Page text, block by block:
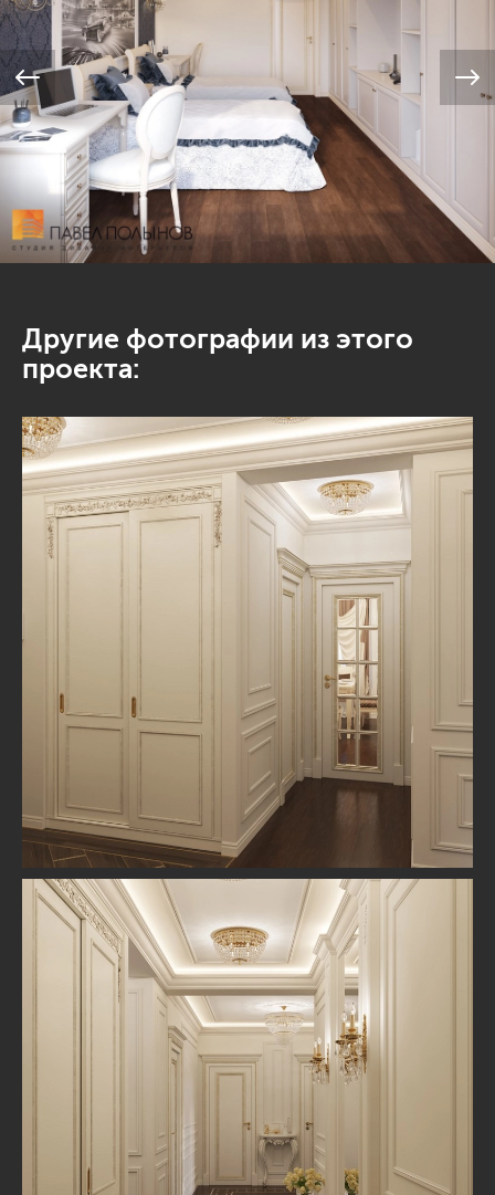
Другие фотографии из этого
проекта: